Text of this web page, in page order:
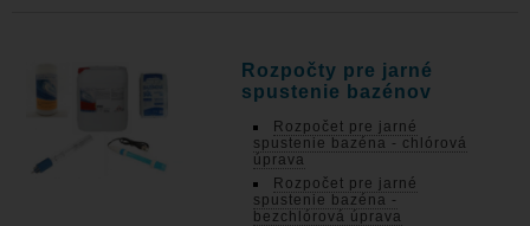
Rozpočty pre jarné
spustenie bazénov
Rozpočet pre jarné
spustenie bazéna - chlórová
úprava
Rozpočet pre jarné
spustenie bazéna -
bezchlórová úprava